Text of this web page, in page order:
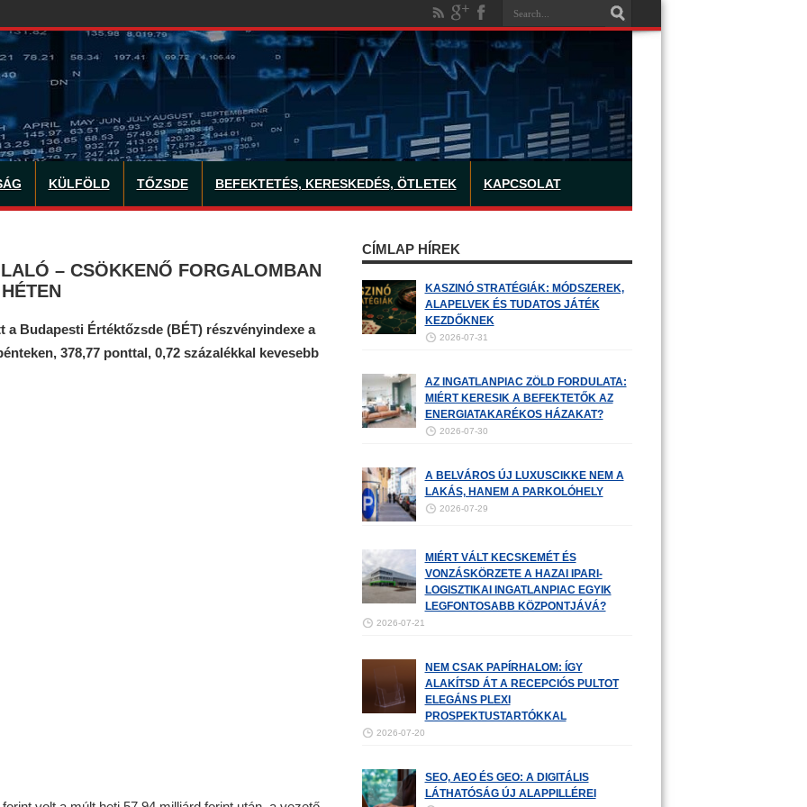
KÜLFÖLD TŐZSDE BEFEKTETÉS, KERESKEDÉS, ÖTLETEK KAPCSOLAT
– CSÖKKENŐ FORGALOMBAN
Budapesti Értéktőzsde (BÉT) részvényindexe a
378,77 ponttal, 0,72 százalékkal kevesebb
CÍMLAP HÍREK
KASZINÓ STRATÉGIÁK: MÓDSZEREK,
ALAPELVEK ÉS TUDATOS JÁTÉK
KEZDŐKNEK
2026-07-31
AZ INGATLANPIAC ZÖLD FORDULATA:
MIÉRT KERESIK A BEFEKTETŐK AZ
ENERGIATAKARÉKOS HÁZAKAT?
2026-07-30
A BELVÁROS ÚJ LUXUSCIKKE NEM A
LAKÁS, HANEM A PARKOLÓHELY
2026-07-29
MIÉRT VÁLT KECSKEMÉT ÉS
VONZÁSKÖRZETE A HAZAI IPARI-
LOGISZTIKAI INGATLANPIAC EGYIK
LEGFONTOSABB KÖZPONTJÁVÁ?
2026-07-21
NEM CSAK PAPÍRHALOM: ÍGY
ALAKÍTSD ÁT A RECEPCIÓS PULTOT
ELEGÁNS PLEXI
PROSPEKTUSTARTÓKKAL
2026-07-20
SEO, AEO ÉS GEO: A DIGITÁLIS
LÁTHATÓSÁG ÚJ ALAPPILLÉREI